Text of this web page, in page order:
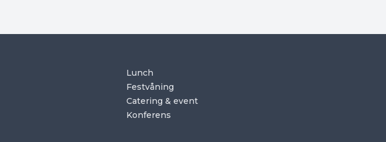
Lunch
Festvåning
Catering & event
Konferens